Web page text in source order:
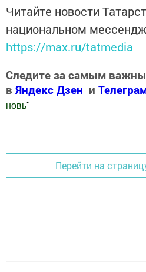
Читайте новости
национальном
https://max.ru/tatmedia
Следите за самым
в Яндекс Дзен и
новь"
Перейти на